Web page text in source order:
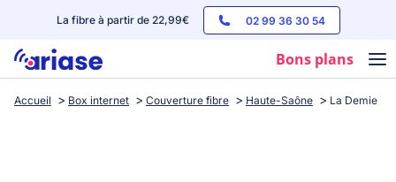
La fibre à partir de 22,99€ 02 99 36 30 54
Bons plans
Box internet
Accueil Box internet Couverture fibre Haute-Saône La Demie